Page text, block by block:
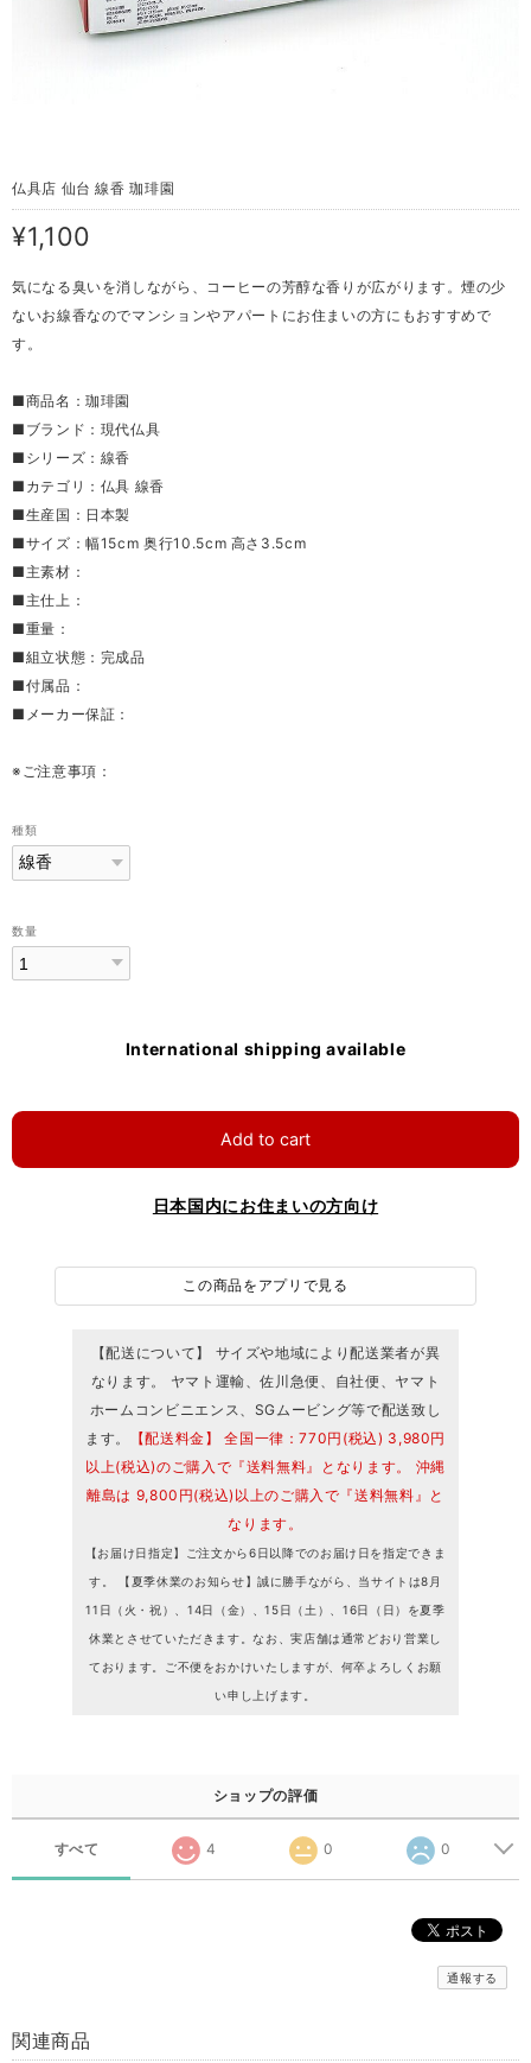
仏具店 仙台 線香 珈琲園
¥1,100
気になる臭いを消しながら、コーヒーの芳醇な香りが広がります。煙の少
ないお線香なのでマンションやアパートにお住まいの方にもおすすめで
す。
■商品名：珈琲園
■ブランド：現代仏具
■シリーズ：線香
■カテゴリ：仏具 線香
■生産国：日本製
■サイズ：幅15cm 奥行10.5cm 高さ3.5cm
■主素材：
■主仕上：
■重量：
■組立状態：完成品
■付属品：
■メーカー保証：
※ご注意事項：
種類
数量
International shipping available
Add to cart
日本国内にお住まいの方向け
この商品をアプリで見る
【配送について】 サイズや地域により配送業者が異
なります。 ヤマト運輸、佐川急便、自社便、ヤマト
ホームコンビニエンス、SGムービング等で配送致し
ます。
【配送料金】 全国一律：770円(税込) 3,980円
以上(税込)のご購入で『送料無料』となります。 沖縄
離島は 9,800円(税込)以上のご購入で『送料無料』と
なります。
【お届け日指定】ご注文から6日以降でのお届け日を指定できま
す。 【夏季休業のお知らせ】誠に勝手ながら、当サイトは8月
11日（火・祝）、14日（金）、15日（土）、16日（日）を夏季
休業とさせていただきます。なお、実店舗は通常どおり営業し
ております。ご不便をおかけいたしますが、何卒よろしくお願
い申し上げます。
ショップの評価
すべて 4 0 0
通報する
関連商品